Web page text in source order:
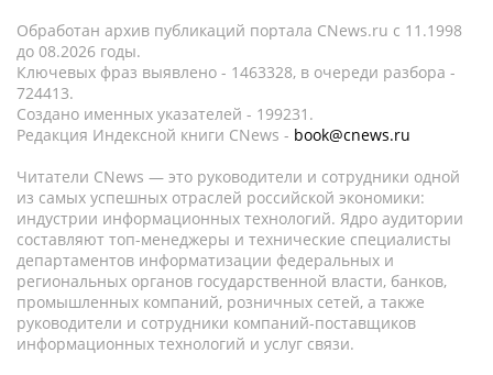
Обработан архив публикаций портала CNews.ru c 11.1998
до 08.2026 годы.
Ключевых фраз выявлено - 1463328, в очереди разбора -
724413.
Создано именных указателей - 199231.
Редакция Индексной книги CNews - book@cnews.ru
Читатели CNews — это руководители и сотрудники одной
из самых успешных отраслей российской экономики:
индустрии информационных технологий. Ядро аудитории
составляют топ-менеджеры и технические специалисты
департаментов информатизации федеральных и
региональных органов государственной власти, банков,
промышленных компаний, розничных сетей, а также
руководители и сотрудники компаний-поставщиков
информационных технологий и услуг связи.